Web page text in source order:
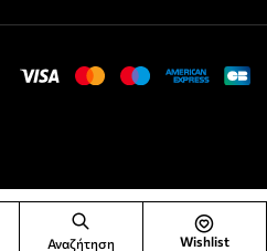
Αναζήτηση Wishlist